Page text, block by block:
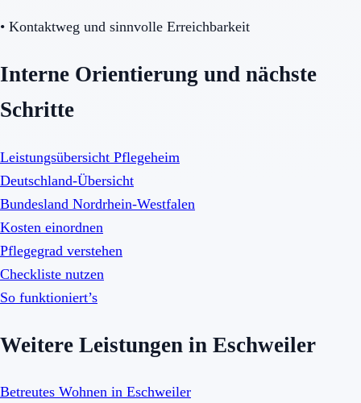
• Kontaktweg und sinnvolle Erreichbarkeit
Interne Orientierung und nächste
Schritte
Leistungsübersicht Pflegeheim
Deutschland-Übersicht
Bundesland Nordrhein-Westfalen
Kosten einordnen
Pflegegrad verstehen
Checkliste nutzen
So funktioniert’s
Weitere Leistungen in Eschweiler
Betreutes Wohnen in Eschweiler